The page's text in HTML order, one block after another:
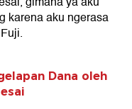
karena aku ngerasa
Dana oleh